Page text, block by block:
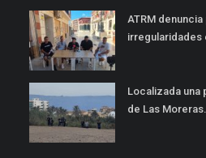
ATRM
irregularidades
Localizada una
de Las